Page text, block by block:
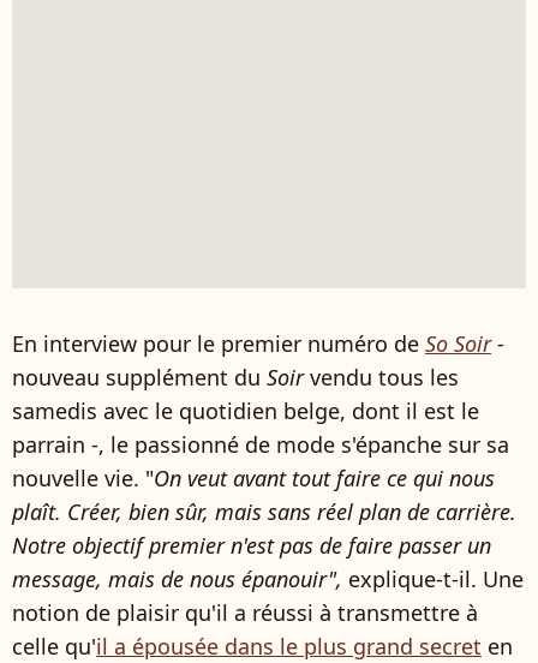
En interview pour le premier numéro de So Soir -
nouveau supplément du Soirvendu tous les
samedis avec le quotidien belge, dont il est le
parrain -, le passionné de mode s'épanche sur sa
nouvelle vie. "On veut avant tout faire ce qui nous
plaît. Créer, bien sûr, mais sans réel plan de carrière.
Notre objectif premier n'est pas de faire passer un
message, mais de nous épanouir", explique-t-il. Une
notion de plaisir qu'il a réussi à transmettre à
celle qu'il a épousée dans le plus grand secret en